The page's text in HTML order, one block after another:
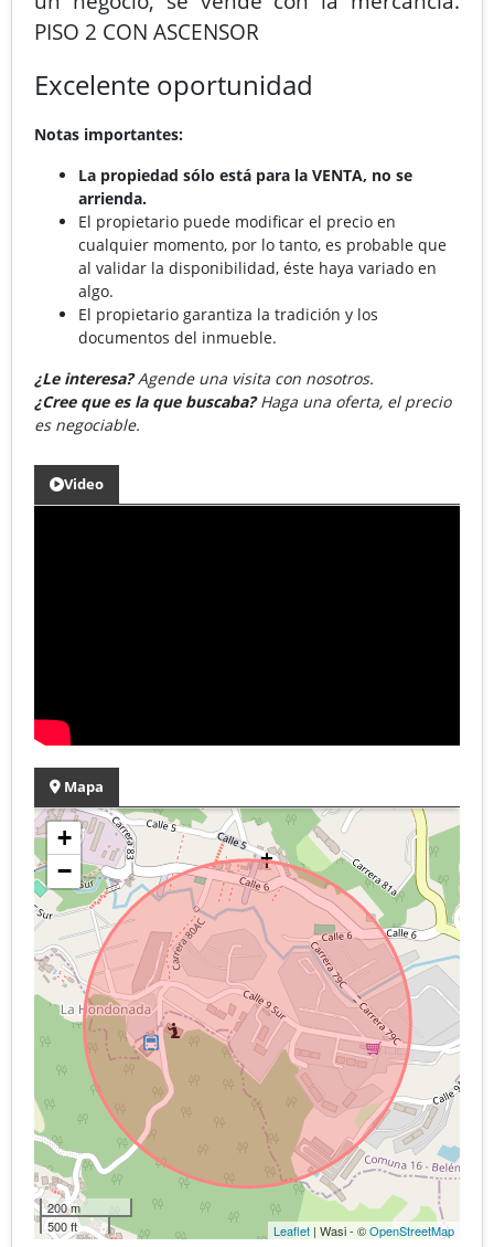
PISO 2 CON ASCENSOR
Excelente oportunidad
Notas importantes:
La propiedad sólo está para la VENTA, no se
arrienda.
El propietario puede modificar el precio en
cualquier momento, por lo tanto, es probable que
al validar la disponibilidad, éste haya variado en
algo.
El propietario garantiza la tradición y los
documentos del inmueble.
¿Le interesa?Agende una visita con nosotros.
¿Cree que es la que buscaba?Haga una oferta, el precio
es negociable.
Video
Mapa
+
−
200 m
500 ft
Leaflet | Wasi - ©OpenStreetMap